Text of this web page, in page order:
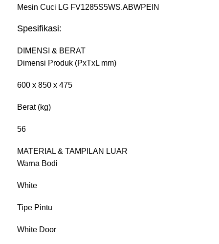
Mesin Cuci LG FV1285S5WS.ABWPEIN
Spesifikasi:
DIMENSI & BERAT
Dimensi Produk (PxTxL mm)
600 x 850 x 475
Berat (kg)
56
MATERIAL & TAMPILAN LUAR
Warna Bodi
White
Tipe Pintu
White Door